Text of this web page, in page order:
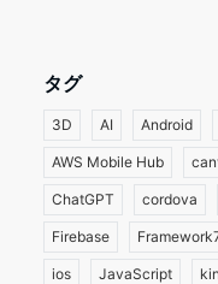
タグ
3D AI Android
AWS Mobile Hub
ChatGPT cordova
Firebase
ios JavaScript